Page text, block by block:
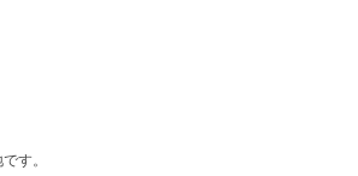
す。